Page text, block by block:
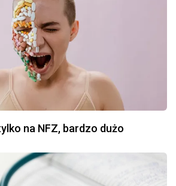
na NFZ, bardzo dużo